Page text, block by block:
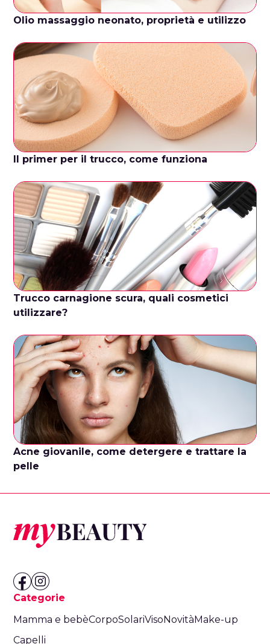
Olio massaggio neonato, proprietà e utilizzo
Il primer per il trucco, come funziona
Trucco carnagione scura, quali cosmetici
utilizzare?
Acne giovanile, come detergere e trattare la
pelle
Categorie
Mamma e bebèCorpoSolariVisoNovitàMake-up
Capelli